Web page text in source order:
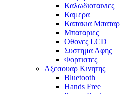
Καλωδιοταινιες
Καμερα
Καπακια
Μπαταριες
Οθονες LCD
Συστημα Αφης
Φορτιστες
Αξεσουαρ Κινητης
Bluetooth
Hands Free